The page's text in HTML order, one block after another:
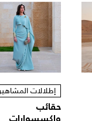
إطلالات
حقائب